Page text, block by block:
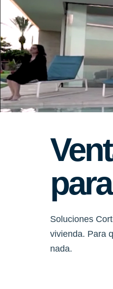
Soluciones
vivienda. Para
nada.